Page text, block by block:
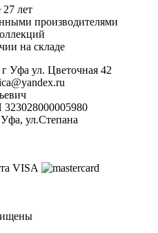
лет
производителями
на складе
Уфа ул. Цветочная 42
ул.Степана